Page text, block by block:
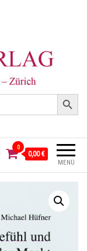
Search Button
MENÜ
0
0,00 €